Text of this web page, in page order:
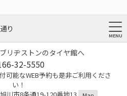
り
リヂストンのタイヤ館へ
32-5550
可能なWEB予約も是非ご利用くださ
い！